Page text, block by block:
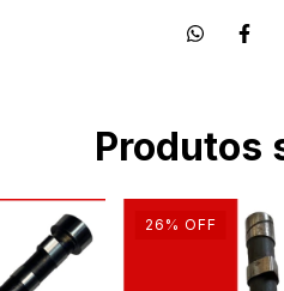
Produtos
26 % OFF